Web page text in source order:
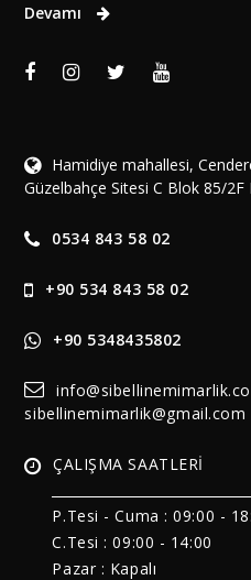
Devamı
Hamidiye mahallesi,
Güzelbahçe Sitesi C Blok 85/2F
0534 843 58 02
+90 534 843 58 02
+90 5348435802
sibellinemimarlik@gmail.com
ÇALIŞMA SAATLERİ
P.Tesi - Cuma : 09:00 -
C.Tesi : 09:00 - 14:00
Pazar : Kapalı